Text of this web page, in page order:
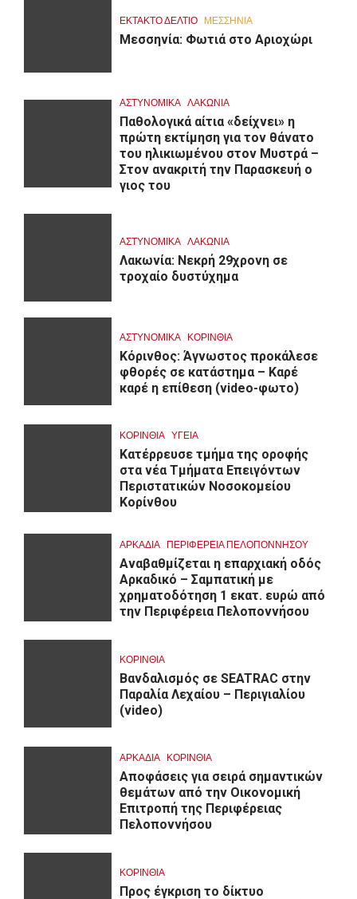
ΕΚΤΑΚΤΟ ΔΕΛΤΙΟ ΜΕΣΣΗΝΙΑ
Μεσσηνία: Φωτιά στο Αριοχώρι
ΑΣΤΥΝΟΜΙΚΑ ΛΑΚΩΝΙΑ
Παθολογικά αίτια «δείχνει» η
πρώτη εκτίμηση για τον θάνατο
του ηλικιωμένου στον Μυστρά –
Στον ανακριτή την Παρασκευή ο
γιος του
ΑΣΤΥΝΟΜΙΚΑ ΛΑΚΩΝΙΑ
Λακωνία: Νεκρή 29χρονη σε
τροχαίο δυστύχημα
ΑΣΤΥΝΟΜΙΚΑ ΚΟΡΙΝΘΊΑ
Κόρινθος: Άγνωστος προκάλεσε
φθορές σε κατάστημα – Καρέ
καρέ η επίθεση (video-φωτο)
ΚΟΡΙΝΘΊΑ ΥΓΕΙΑ
Kατέρρευσε τμήμα της οροφής
στα νέα Τμήματα Επειγόντων
Περιστατικών Νοσοκομείου
Κορίνθου
ΑΡΚΑΔΊΑ ΠΕΡΙΦΈΡΕΙΑ ΠΕΛΟΠΟΝΝΉΣΟΥ
Αναβαθμίζεται η επαρχιακή οδός
Αρκαδικό – Σαμπατική με
χρηματοδότηση 1 εκατ. ευρώ από
την Περιφέρεια Πελοποννήσου
ΚΟΡΙΝΘΊΑ
Βανδαλισμός σε SEATRAC στην
Παραλία Λεχαίου – Περιγιαλίου
(video)
ΑΡΚΑΔΊΑ ΚΟΡΙΝΘΊΑ
Αποφάσεις για σειρά σημαντικών
θεμάτων από την Οικονομική
Επιτροπή της Περιφέρειας
Πελοποννήσου
ΚΟΡΙΝΘΊΑ
Προς έγκριση το δίκτυο